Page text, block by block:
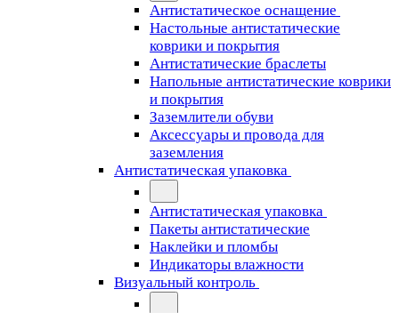
Антистатическое оснащение
Настольные антистатические
коврики и покрытия
Антистатические браслеты
Напольные антистатические коврики
и покрытия
Заземлители обуви
Аксессуары и провода для
заземления
Антистатическая упаковка
Антистатическая упаковка
Пакеты антистатические
Наклейки и пломбы
Индикаторы влажности
Визуальный контроль